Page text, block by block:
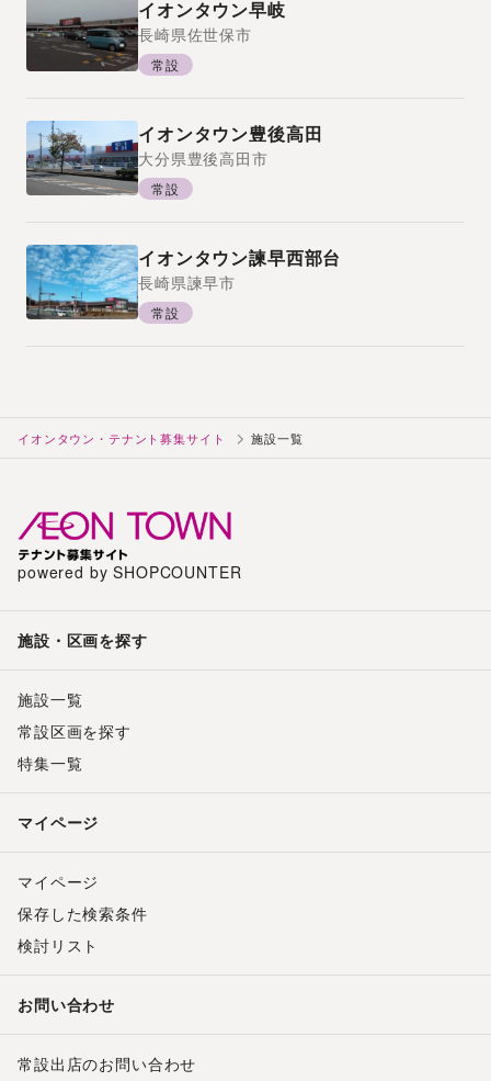
イオンタウン早岐
長崎県佐世保市
常設
イオンタウン豊後高田
大分県豊後高田市
常設
イオンタウン諫早西部台
長崎県諫早市
常設
イオンタウン・テナント募集サイト 施設一覧
powered by SHOPCOUNTER
施設・区画を探す
施設一覧
常設区画を探す
特集一覧
マイページ
マイページ
保存した検索条件
検討リスト
お問い合わせ
常設出店のお問い合わせ